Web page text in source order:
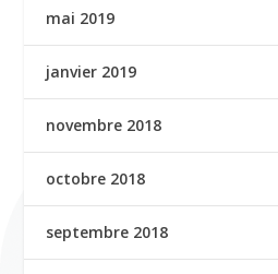
mai 2019
janvier 2019
novembre 2018
octobre 2018
septembre 2018